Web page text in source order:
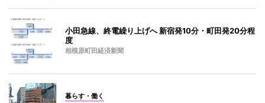
小田急線、終電繰り上げへ 新宿発10分・町田発20分程
度
相模原町田経済新聞
暮らす・働く